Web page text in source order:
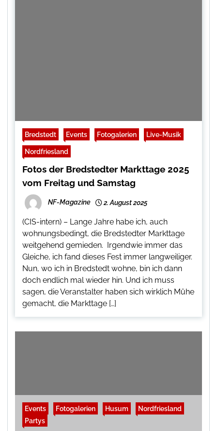
Bredstedt Events Fotogalerien Live-Musik
Nordfriesland
Fotos der Bredstedter Markttage 2025
vom Freitag und Samstag
NF-Magazine 2. August 2025
(CIS-intern) – Lange Jahre habe ich, auch
wohnungsbedingt, die Bredstedter Markttage
weitgehend gemieden. Irgendwie immer das
Gleiche, ich fand dieses Fest immer langweiliger.
Nun, wo ich in Bredstedt wohne, bin ich dann
doch endlich mal wieder hin. Und ich muss
sagen, die Veranstalter haben sich wirklich Mühe
gemacht, die Markttage […]
Events Fotogalerien Husum
Nordfriesland
Partys